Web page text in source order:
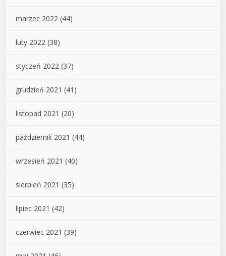
marzec 2022 (44)
luty 2022 (38)
styczeń 2022 (37)
grudzień 2021 (41)
listopad 2021 (20)
październik 2021 (44)
wrzesień 2021 (40)
sierpień 2021 (35)
lipiec 2021 (42)
czerwiec 2021 (39)